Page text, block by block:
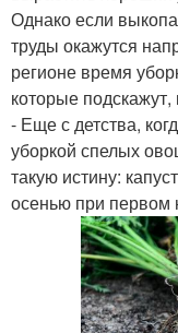
Однако если
труды окажутся
регионе время
которые подскажут,
- Еще с детства,
уборкой спелых
такую истину:
осенью при первом